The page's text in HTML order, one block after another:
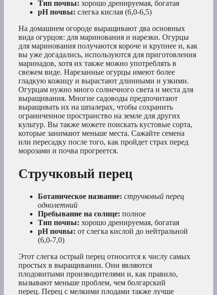
Тип почвы: хорошо дренируемая, богатая
рН почвы: слегка кислая (6,0-6,5)
На домашнем огороде выращивают два основных
вида огурцов: для маринования и нарезки. Огурцы
для маринования получаются короче и крупнее и, как
вы уже догадались, используются для приготовления
маринадов, хотя их также можно употреблять в
свежем виде. Нарезанные огурцы имеют более
гладкую кожицу и вырастают длинными и узкими.
Огурцам нужно много солнечного света и места для
выращивания. Многие садоводы предпочитают
выращивать их на шпалерах, чтобы сохранить
ограниченное пространство на земле для других
культур. Вы также можете поискать кустовые сорта,
которые занимают меньше места. Сажайте семена
или пересадку после того, как пройдет страх перед
морозами и почва прогреется.
Стручковый перец
Ботаническое название: стручковый перец
однолетний
Пребывание на солнце: полное
Тип почвы: хорошо дренируемая, богатая
рН почвы: от слегка кислой до нейтральной
(6,0-7,0)
Этот слегка острый перец относится к числу самых
простых в выращивании. Они являются
плодовитыми производителями и, как правило,
вызывают меньше проблем, чем болгарский
перец. Перец с мелкими плодами также лучше